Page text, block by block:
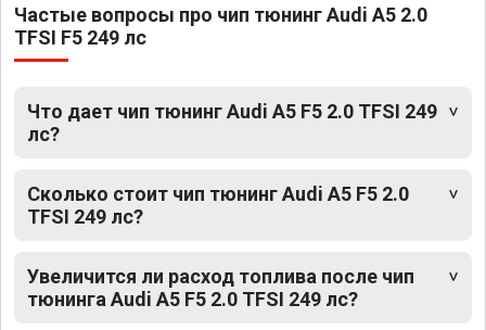
Частые вопросы про чип тюнинг Audi A5 2.0
TFSI F5 249 лс
Что дает чип тюнинг Audi A5 F5 2.0 TFSI 249
лс?
Сколько стоит чип тюнинг Audi A5 F5 2.0
TFSI 249 лс?
Увеличится ли расход топлива после чип
тюнинга Audi A5 F5 2.0 TFSI 249 лс?